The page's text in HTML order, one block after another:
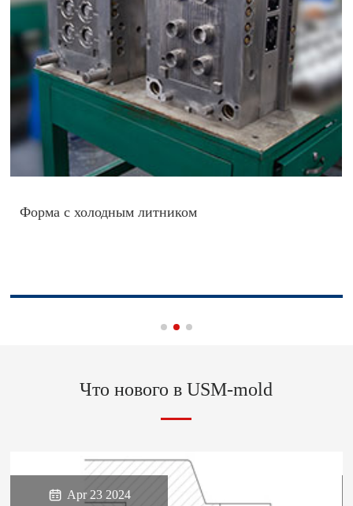
Форма с холодным литником
Что нового в USM-mold
 Apr 23 2024